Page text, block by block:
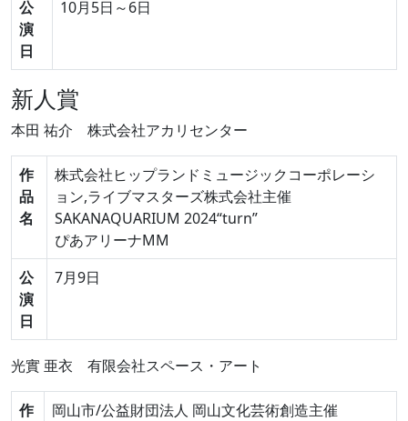
公
演
日
10月5日～6日
新人賞
本田 祐介 株式会社アカリセンター
作
品
名
株式会社ヒップランドミュージックコーポレーシ
ョン,ライブマスターズ株式会社主催
SAKANAQUARIUM 2024“turn”
ぴあアリーナMM
公
演
日
7月9日
光實 亜衣 有限会社スペース・アート
作
岡山市/公益財団法人 岡山文化芸術創造主催